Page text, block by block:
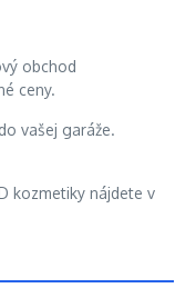
obchod
ceny.
vašej garáže.
kozmetiky nájdete v